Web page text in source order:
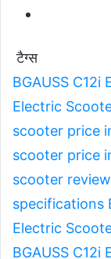
टैग्स
BGAUSS
Electric
scooter price
scooter price
scooter review
specifications
Electric
BGAUSS C12i